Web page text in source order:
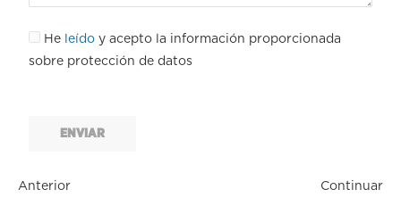
He leído y acepto la información proporcionada
sobre protección de datos
ENVIAR
Anterior Continuar